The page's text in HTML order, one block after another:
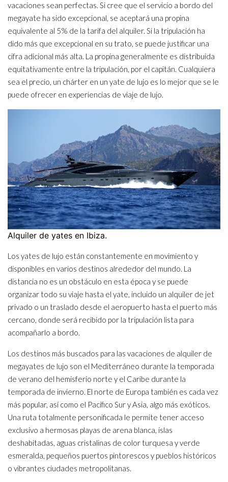
vacaciones sean perfectas. Si cree que el servicio a bordo del
megayate ha sido excepcional, se aceptará una propina
equivalente al 5% de la tarifa del alquiler. Si la tripulación ha
dido más que excepcional en su trato, se puede justificar una
cifra adicional más alta. La propina generalmente es distribuida
equitativamente entre la tripulación, por el capitán. Cualquiera
sea el precio, un chárter en un yate de lujo es lo mejor que se le
puede ofrecer en experiencias de viaje de lujo.
Alquiler de yates en Ibiza.
Los yates de lujo están constantemente en movimiento y
disponibles en varios destinos alrededor del mundo. La
distancia no es un obstáculo en esta época y se puede
organizar todo su viaje hasta el yate, incluido un alquiler de jet
privado o un traslado desde el aeropuerto hasta el puerto más
cercano, donde será recibido por la tripulación lista para
acompañarlo a bordo.
Los destinos más buscados para las vacaciones de alquiler de
megayates de lujo son el Mediterráneo durante la temporada
de verano del hemisferio norte y el Caribe durante la
temporada de invierno. El norte de Europa también es cada vez
más popular, así como el Pacífico Sur y Asia, algo más exóticos.
Una ruta totalmente personificada le permite tener acceso
exclusivo a hermosas playas de arena blanca, islas
deshabitadas, aguas cristalinas de color turquesa y verde
esmeralda, pequeños puertos pintorescos y pueblos históricos
o vibrantes ciudades metropolitanas.